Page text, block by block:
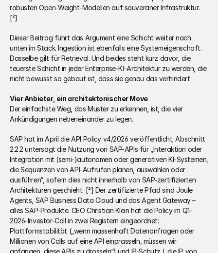
robusten Open-Weight-Modellen auf souveräner Infrastruktur.
[²]
Dieser Beitrag führt das Argument eine Schicht weiter nach
unten im Stack. Ingestion ist ebenfalls eine Systemeigenschaft.
Dasselbe gilt für Retrieval. Und beides steht kurz davor, die
teuerste Schicht in jeder Enterprise-KI-Architektur zu werden, die
nicht bewusst so gebaut ist, dass sie genau das verhindert.
Vier Anbieter, ein architektonischer Move
Der einfachste Weg, das Muster zu erkennen, ist, die vier
Ankündigungen nebeneinander zu legen.
SAP hat im April die API Policy v4/2026 veröffentlicht; Abschnitt
2.2.2 untersagt die Nutzung von SAP-APIs für „Interaktion oder
Integration mit (semi-)autonomen oder generativen KI-Systemen,
die Sequenzen von API-Aufrufen planen, auswählen oder
ausführen“, sofern dies nicht innerhalb von SAP-zertifizierten
Architekturen geschieht. [³] Der zertifizierte Pfad sind Joule
Agents, SAP Business Data Cloud und das Agent Gateway –
alles SAP-Produkte. CEO Christian Klein hat die Policy im Q1-
2026-Investor-Call in zwei Registern eingeordnet:
Plattformstabilität („wenn massenhaft Datenanfragen oder
Millionen von Calls auf eine API einprasseln, müssen wir
anfangen, diese APIs zu drosseln“) und IP-Schutz („die IP von